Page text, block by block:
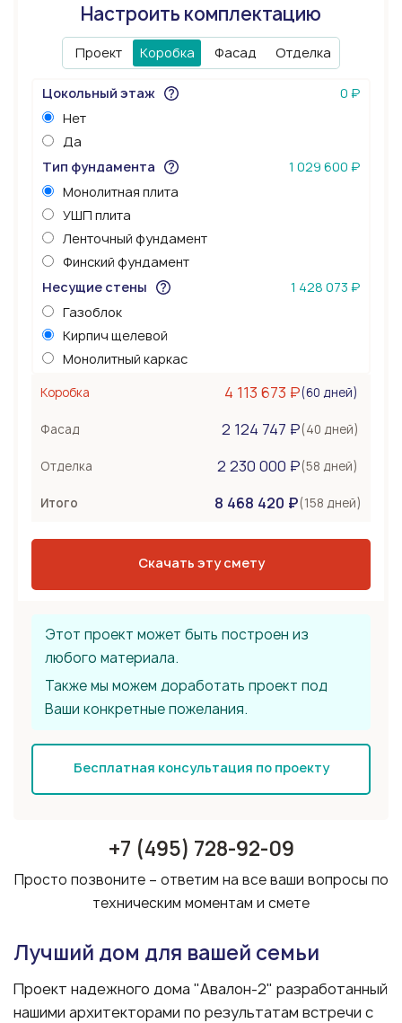
Настроить комплектацию
Проект Коробка Фасад Отделка
Цокольный этаж
0 ₽
Нет
Да
Тип фундамента
1 029 600 ₽
Монолитная плита
УШП плита
Ленточный фундамент
Финский фундамент
Несущие стены
1 428 073 ₽
Газоблок
Кирпич щелевой
Монолитный каркас
Бетонные стены
Сборное из ЖБ плит
Коробка 4 113 673 ₽(60 дней)
Фасад 2 124 747 ₽(40 дней)
Отделка 2 230 000 ₽(58 дней)
Итого 8 468 420 ₽(158 дней)
Скачать эту смету
Этот проект может быть построен из
любого материала.
Также мы можем доработать проект под
Ваши конкретные пожелания.
Бесплатная консультация по проекту
+7 (495) 728-92-09
Просто позвоните – ответим на все ваши вопросы по
техническим моментам и смете
Лучший дом для вашей семьи
Проект надежного дома "Авалон-2" разработанный
нашими архитекторами по результатам встречи с